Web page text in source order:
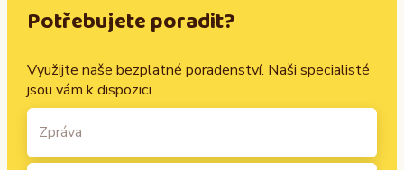
Potřebujete poradit?
Využijte naše bezplatné poradenství. Naši specialisté
jsou vám k dispozici.